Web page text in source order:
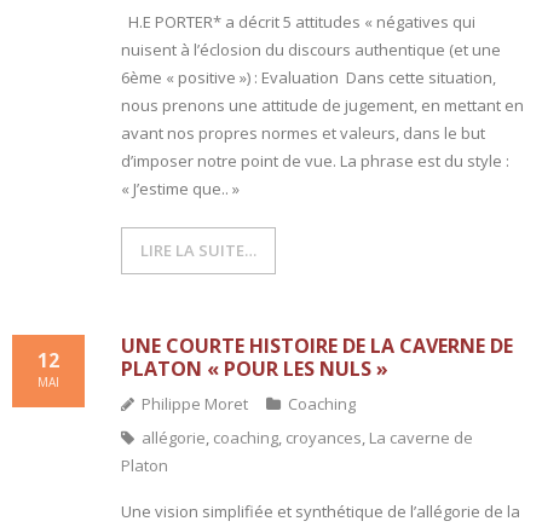
H.E PORTER* a décrit 5 attitudes « négatives qui
nuisent à l’éclosion du discours authentique (et une
6ème « positive ») : Evaluation Dans cette situation,
nous prenons une attitude de jugement, en mettant en
avant nos propres normes et valeurs, dans le but
d’imposer notre point de vue. La phrase est du style :
« J’estime que.. »
LIRE LA SUITE…
UNE COURTE HISTOIRE DE LA CAVERNE DE
PLATON « POUR LES NULS »
12
MAI
Philippe Moret
Coaching
allégorie, coaching, croyances, La caverne de
Platon
Une vision simplifiée et synthétique de l’allégorie de la